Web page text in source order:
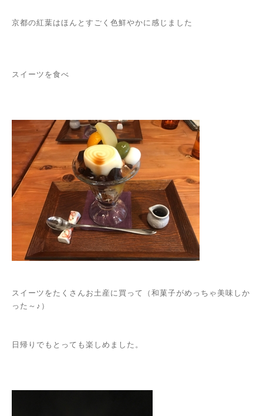
京都の紅葉はほんとすごく色鮮やかに感じました
スイーツを食べ
スイーツをたくさんお土産に買って（和菓子がめっちゃ美味しか
った～♪）
日帰りでもとっても楽しめました。